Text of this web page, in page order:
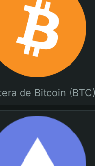
de Bitcoin (BTC)